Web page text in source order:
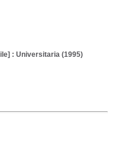
: Universitaria (1995)